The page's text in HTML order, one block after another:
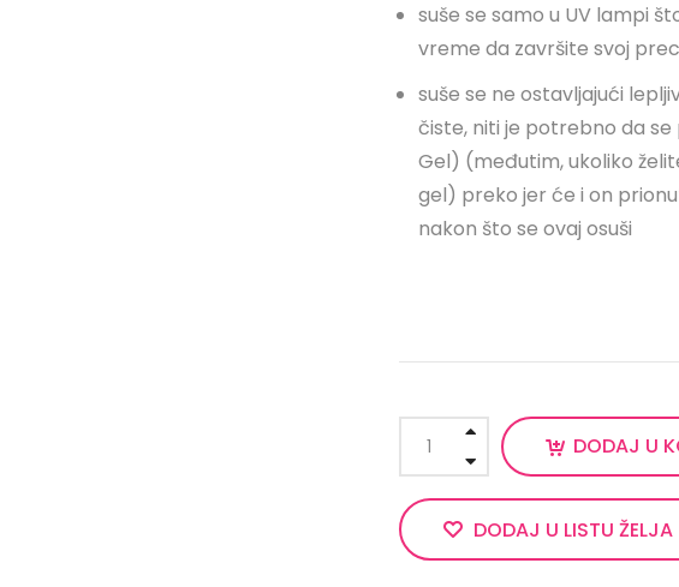
suše se samo u UV lampi
vreme da završite svoj
suše se ne ostavljajući
čiste, niti je potrebno da
Gel) (međutim, ukoliko
gel) preko jer će i on
nakon što se ovaj osuši
DODAJ U
DODAJ U LISTU ŽELJA